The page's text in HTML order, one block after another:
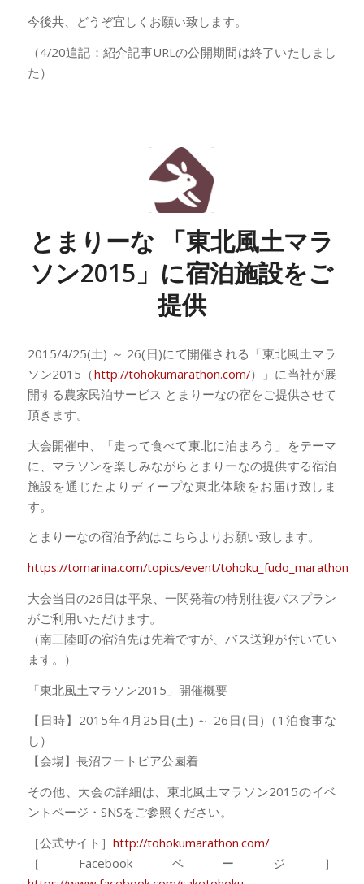
今後共、どうぞ宜しくお願い致します。
（4/20追記：紹介記事URLの公開期間は終了いたしまし
た）
とまりーな 「東北風土マラ
ソン2015」に宿泊施設をご
提供
2015/4/25(土) ～ 26(日)にて開催される「東北風土マラ
ソン2015（http://tohokumarathon.com/）」に当社が展
開する農家民泊サービス とまりーなの宿をご提供させて
頂きます。
大会開催中、「走って食べて東北に泊まろう」をテーマ
に、マラソンを楽しみながらとまりーなの提供する宿泊
施設を通じたよりディープな東北体験をお届け致しま
す。
とまりーなの宿泊予約はこちらよりお願い致します。
https://tomarina.com/topics/event/tohoku_fudo_marathon
大会当日の26日は平泉、一関発着の特別往復バスプラン
がご利用いただけます。
（南三陸町の宿泊先は先着ですが、バス送迎が付いてい
ます。）
「東北風土マラソン2015」開催概要
【日時】2015年4月25日(土) ～ 26日(日)（1泊食事な
し）
【会場】長沼フートピア公園着
その他、大会の詳細は、東北風土マラソン2015のイベ
ントページ・SNSをご参照ください。
［公式サイト］ http://tohokumarathon.com/
［Facebookページ］